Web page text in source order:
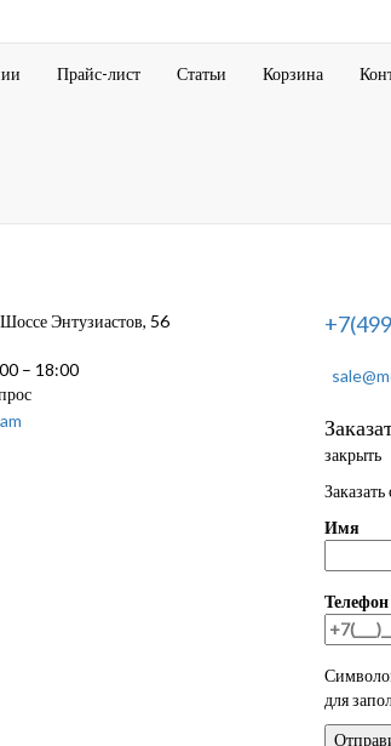
Прайс-лист Статьи Корзина
Энтузиастов, 56
– 18:00
закрыть
Имя
Телефон
для